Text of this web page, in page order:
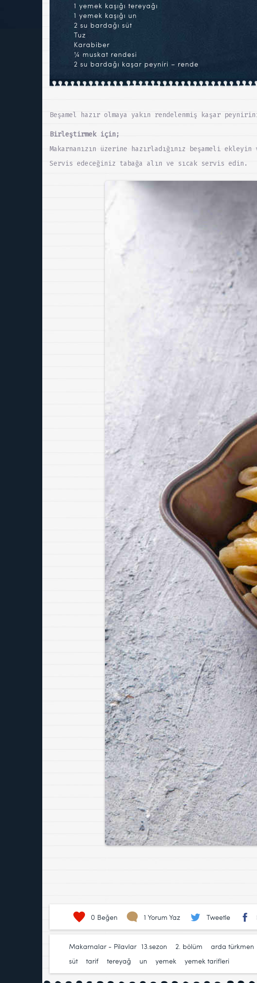
1 yemek kaşığı tereyağı
1 yemek kaşığı un
2 su bardağı süt
Tuz
Karabiber
¼ muskat rendesi
2 su bardağı kaşar peyniri – rende
Beşamel hazır olmaya yakın rendelenmiş kaşar
Birleştirmek için;
Makarnanızın üzerine hazırladığınız beşameli
Servis edeceğiniz tabağa alın ve sıcak servis edin.
0 Beğen 1 Yorum Yaz Tweetle
Makarnalar - Pilavlar 13.sezon 2. bölüm arda türkmen
süt
tarif tereyağ un yemek yemek tarifleri